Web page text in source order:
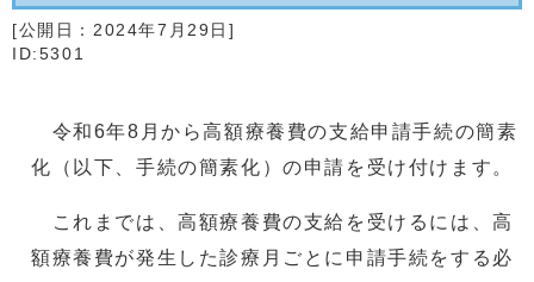
[公開日： 2024年7月29日 ]
ID:5301
令和6年8月から高額療養費の支給申請手続の簡素
化（以下、手続の簡素化）の申請を受け付けます。
これまでは、高額療養費の支給を受けるには、高
額療養費が発生した診療月ごとに申請手続をする必